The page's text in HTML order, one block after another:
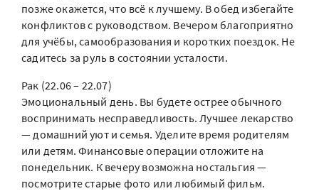
позже окажется, что всё к лучшему. В обед избегайте
конфликтов с руководством. Вечером благоприятно
для учёбы, самообразования и коротких поездок. Не
садитесь за руль в состоянии усталости.
Рак (22.06 – 22.07)
Эмоциональный день. Вы будете острее обычного
воспринимать несправедливость. Лучшее лекарство
— домашний уют и семья. Уделите время родителям
или детям. Финансовые операции отложите на
понедельник. К вечеру возможна ностальгия —
посмотрите старые фото или любимый фильм.